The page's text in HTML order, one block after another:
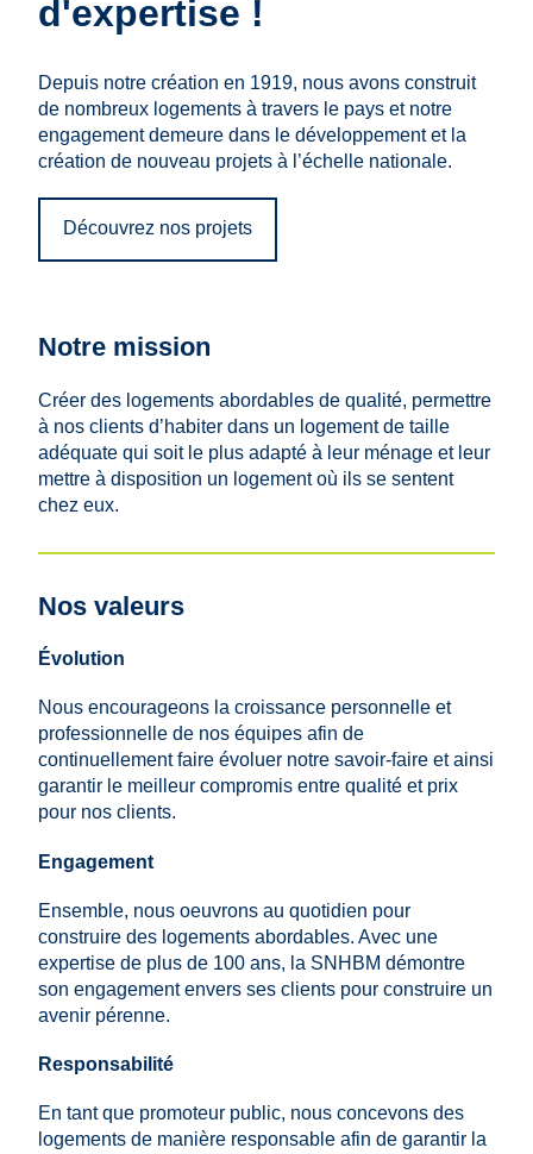
d'expertise !
Depuis notre création en 1919, nous avons construit
de nombreux logements à travers le pays et notre
engagement demeure dans le développement et la
création de nouveau projets à l’échelle nationale.
Découvrez nos projets
Notre mission
Créer des logements abordables de qualité, permettre
à nos clients d’habiter dans un logement de taille
adéquate qui soit le plus adapté à leur ménage et leur
mettre à disposition un logement où ils se sentent
chez eux.
Nos valeurs
Évolution
Nous encourageons la croissance personnelle et
professionnelle de nos équipes afin de
continuellement faire évoluer notre savoir-faire et ainsi
garantir le meilleur compromis entre qualité et prix
pour nos clients.
Engagement
Ensemble, nous oeuvrons au quotidien pour
construire des logements abordables. Avec une
expertise de plus de 100 ans, la SNHBM démontre
son engagement envers ses clients pour construire un
avenir pérenne.
Responsabilité
En tant que promoteur public, nous concevons des
logements de manière responsable afin de garantir la